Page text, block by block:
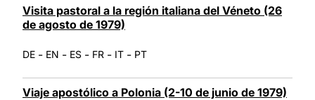
Visita pastoral a la región italiana del Véneto (26
de agosto de 1979)
DE - EN - ES - FR - IT - PT
Viaje apostólico a Polonia (2-10 de junio de 1979)